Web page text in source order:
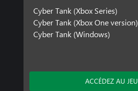
Cyber Tank (Xbox Series)
Cyber Tank (Xbox One version)
Cyber Tank (Windows)
ACCÉDEZ AU JEU